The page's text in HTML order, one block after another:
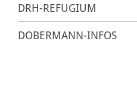
DRH-REFUGIUM
DOBERMANN-INFOS